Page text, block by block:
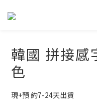
韓國 拼接感
色
現+預 約7-24天出貨